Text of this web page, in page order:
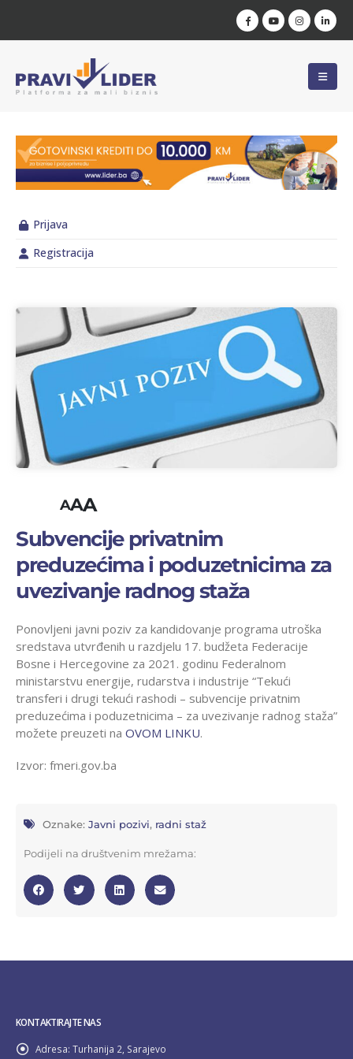
Prijava
Registracija
AAA
Subvencije privatnim
preduzećima i poduzetnicima za
uvezivanje radnog staža
Ponovljeni javni poziv za kandidovanje programa utroška
sredstava utvrđenih u razdjelu 17. budžeta Federacije
Bosne i Hercegovine za 2021. godinu Federalnom
ministarstvu energije, rudarstva i industrije “Tekući
transferi i drugi tekući rashodi – subvencije privatnim
preduzećima i poduzetnicima – za uvezivanje radnog staža”
možete preuzeti na OVOM LINKU.
Izvor: fmeri.gov.ba
Oznake: Javni pozivi, radni staž
Podijeli na društvenim mrežama:
KONTAKTIRAJTE NAS
Adresa: Turhanija 2, Sarajevo